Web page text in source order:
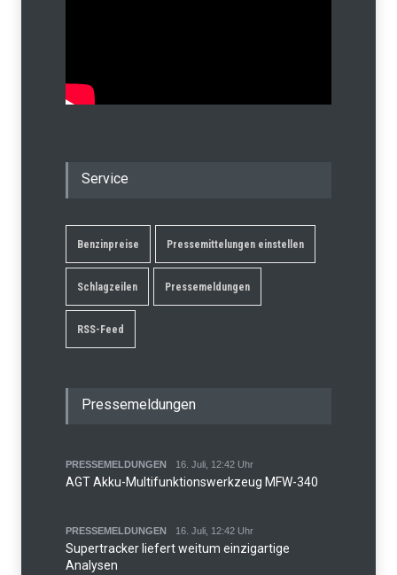
Service
Benzinpreise Pressemittelungen einstellen
Schlagzeilen Pressemeldungen
RSS-Feed
Pressemeldungen
PRESSEMELDUNGEN 16. Juli, 12:42 Uhr
AGT Akku-Multifunktionswerkzeug MFW-340
PRESSEMELDUNGEN 16. Juli, 12:42 Uhr
Supertracker liefert weitum einzigartige
Analysen